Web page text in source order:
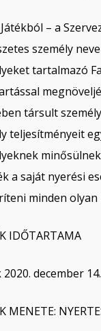
Játékból – a
személy
tartalmazó
társult
teljesítményeit
a saját nyerési
minden olyan
IDŐTARTAMA
2020. december
MENETE: